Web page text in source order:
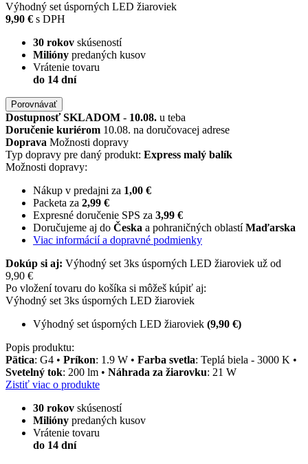
Výhodný set úsporných LED žiaroviek
9,90 € s DPH
30 rokov skúseností
Milióny predaných kusov
Vrátenie tovaru
do 14 dní
Porovnávať
DostupnosťSKLADOM - 10.08. u teba
Doručenie kuriérom 10.08. na doručovacej adrese
Doprava Možnosti dopravy
Typ dopravy pre daný produkt: Express malý balík
Možnosti dopravy:
Nákup v predajni za 1,00 €
Packeta za 2,99 €
Expresné doručenie SPS za 3,99 €
Doručujeme aj do Česka a pohraničných oblastíMaďarska
Viac informácií a dopravné podmienky
Dokúp si aj: Výhodný set 3ks úsporných LED žiaroviek už od
9,90 €
Po vložení tovaru do košíka si môžeš kúpiť aj:
Výhodný set 3ks úsporných LED žiaroviek
Výhodný set úsporných LED žiaroviek (9,90 €)
Popis produktu:
Pätica: G4 • Príkon: 1.9 W • Farba svetla: Teplá biela - 3000 K •
Svetelný tok: 200 lm • Náhrada za žiarovku: 21 W
Zistiť viac o produkte
30 rokov skúseností
Milióny predaných kusov
Vrátenie tovaru
do 14 dní